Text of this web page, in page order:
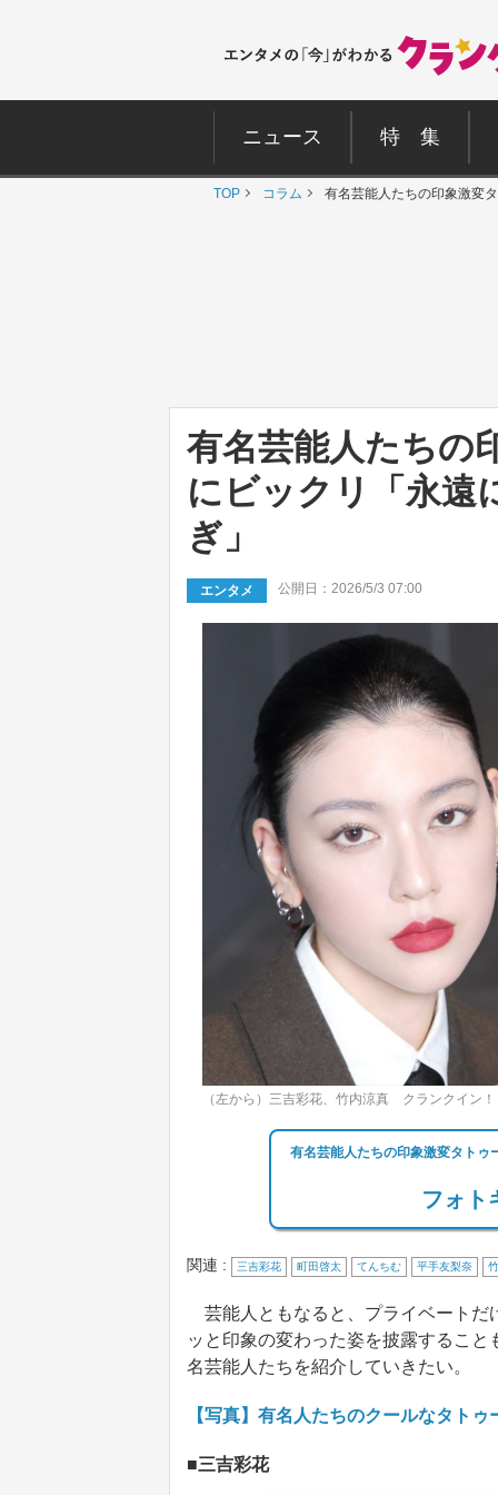
ニュース 特 集
TOP コラム 有名芸能人たちの印象激変
有名芸能人たちの
にビックリ「永遠
ぎ」
エンタメ 公開日：2026/5/3 07:00
（左から）三吉彩花、竹内涼真 クランクイン！
有名芸能人たちの印象激変タトゥ
フォト
関連 : 三吉彩花 町田啓太 てんちむ 平手友梨奈
芸能人ともなると、プライベートだ
ッと印象の変わった姿を披露するこ
名芸能人たちを紹介していきたい。
【写真】有名人たちのクールなタト
■三吉彩花